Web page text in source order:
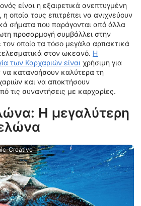
είναι η εξαιρετικά ανεπτυγμένη
οποία τους επιτρέπει να ανιχνεύουν
σήματα που παράγονται από άλλα
προσαρμογή συμβάλλει στην
οποίο τα τόσο μεγάλα αρπακτικά
στον ωκεανό. Η
των Καρχαριών είναι χρήσιμη για
να κατανοήσουν καλύτερα τη
και να αποκτήσουν
τις συναντήσεις με καρχαρίες.
Η μεγαλύτερη
Creative